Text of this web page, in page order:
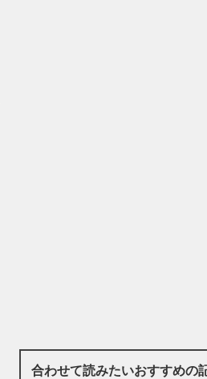
合わせて読みたいおすすめの